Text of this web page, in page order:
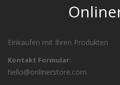
Einkaufen mit Ihren Produkten
Kontakt Formular:
hello@onlinerstore.com